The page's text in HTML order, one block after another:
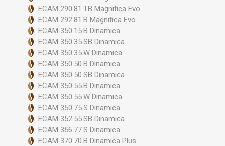
ECAM 290.81.TB Magnifica Evo
ECAM 292.81.B Magnifica Evo
ECAM 350.15.B Dinamica
ECAM 350.35.SB Dinamica
ECAM 350.35.W Dinamica
ECAM 350.50.B Dinamica
ECAM 350.50.SB Dinamica
ECAM 350.55.B Dinamica
ECAM 350.55.W Dinamica
ECAM 350.75.S Dinamica
ECAM 352.55.SB Dinamica
ECAM 356.77.S Dinamica
ECAM 370.70.B Dinamica Plus